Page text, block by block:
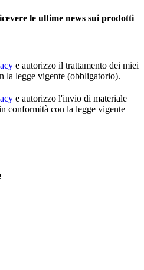
le ultime news sui prodotti
e autorizzo il trattamento dei miei
la legge vigente (obbligatorio).
e autorizzo l'invio di materiale
conformità con la legge vigente